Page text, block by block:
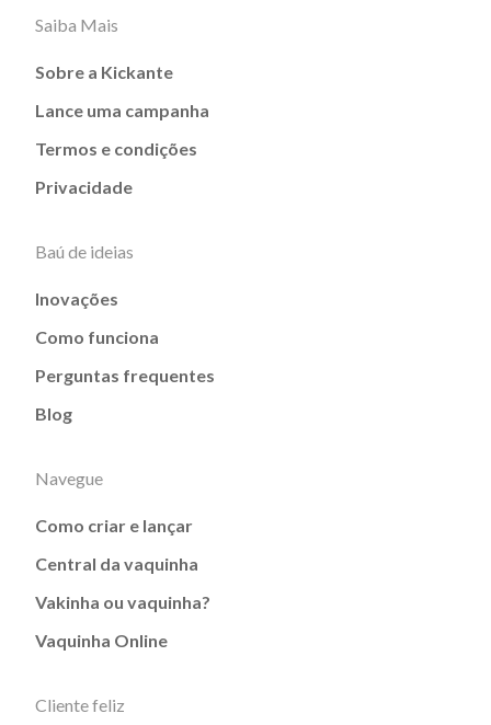
Saiba Mais
Sobre a Kickante
Lance uma campanha
Termos e condições
Privacidade
Baú de ideias
Inovações
Como funciona
Perguntas frequentes
Blog
Navegue
Como criar e lançar
Central da vaquinha
Vakinha ou vaquinha?
Vaquinha Online
Cliente feliz